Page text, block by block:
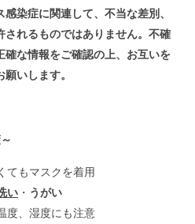
染症に関連して、不当な差別、
されるものではありません。不確
確な情報をご確認の上、お互いを
いします。
てもマスクを着用
い ・ うがい
度、湿度にも注意